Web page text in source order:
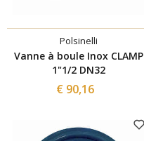
Polsinelli
Vanne à boule Inox CLAMP
1"1/2 DN32
€ 90,16